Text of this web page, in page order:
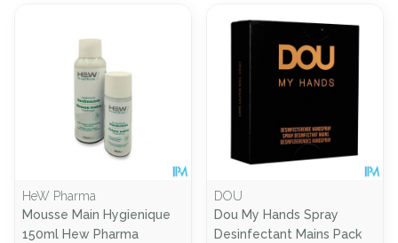
HeW Pharma
Mousse Main Hygienique
150ml Hew Pharma
DOU
Dou My Hands Spray
Desinfectant Mains Pack